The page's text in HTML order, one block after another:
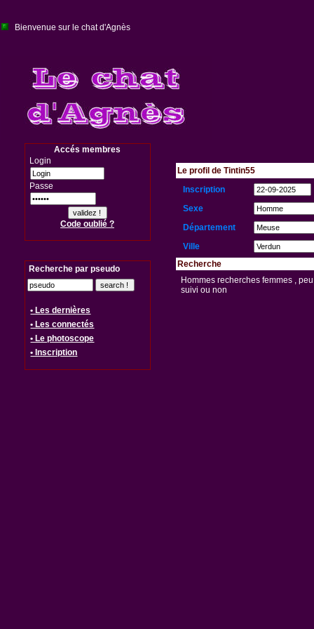
Bienvenue sur le chat d'Agnès
Accés membres
Login
Passe
Code oublié ?
Recherche par pseudo
• Les dernières
• Les connectés
• Le photoscope
• Inscription
Le profil de Tintin55
Inscription
Sexe
Département
Ville
Recherche
Hommes recherches femmes ,
suivi ou non